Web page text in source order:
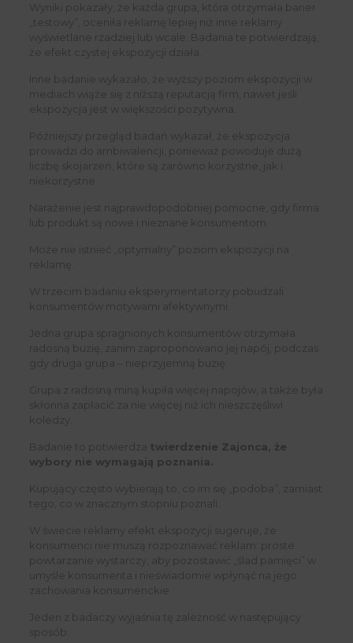
Wyniki pokazały, że każda grupa, która otrzymała baner
„testowy”, oceniła reklamę lepiej niż inne reklamy
wyświetlane rzadziej lub wcale. Badania te potwierdzają,
że efekt czystej ekspozycji działa.
Inne badanie wykazało, że wyższy poziom ekspozycji w
mediach wiąże się z niższą reputacją firm, nawet jeśli
ekspozycja jest w większości pozytywna.
Późniejszy przegląd badań wykazał, że ekspozycja
prowadzi do ambiwalencji, ponieważ powoduje dużą
liczbę skojarzeń, które są zarówno korzystne, jak i
niekorzystne.
Narażenie jest najprawdopodobniej pomocne, gdy firma
lub produkt są nowe i nieznane konsumentom.
Może nie istnieć „optymalny” poziom ekspozycji na
reklamę.
W trzecim badaniu eksperymentatorzy pobudzali
konsumentów motywami afektywnymi.
Jedna grupa spragnionych konsumentów otrzymała
radosną buzię, zanim zaproponowano jej napój, podczas
gdy druga grupa – nieprzyjemną buzię.
Grupa z radosną miną kupiła więcej napojów, a także była
skłonna zapłacić za nie więcej niż ich nieszczęśliwi
koledzy.
Badanie to potwierdza twierdzenie Zajonca, że ​​
wybory nie wymagają poznania.
Kupujący często wybierają to, co im się „podoba”, zamiast
tego, co w znacznym stopniu poznali.
W świecie reklamy efekt ekspozycji sugeruje, że
konsumenci nie muszą rozpoznawać reklam: proste
powtarzanie wystarczy, aby pozostawić „ślad pamięci” w
umyśle konsumenta i nieświadomie wpłynąć na jego
zachowania konsumenckie.
Jeden z badaczy wyjaśnia tę zależność w następujący
sposób: